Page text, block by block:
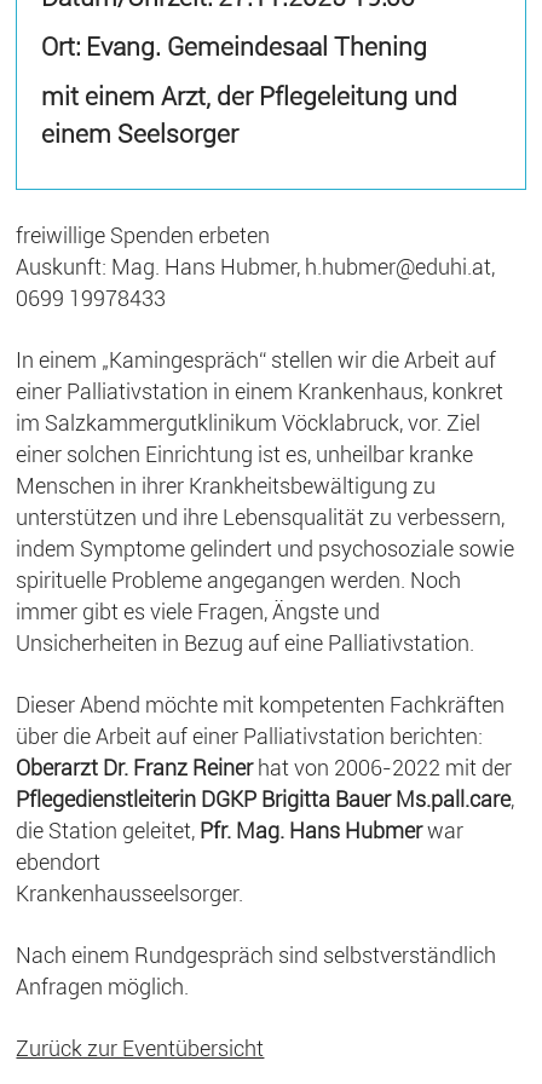
Ort: Evang. Gemeindesaal Thening
mit einem Arzt, der Pflegeleitung und
einem Seelsorger
freiwillige Spenden erbeten
Auskunft: Mag. Hans Hubmer, h.hubmer@eduhi.at,
0699 19978433
In einem „Kamingespräch“ stellen wir die Arbeit auf
einer Palliativstation in einem Krankenhaus, konkret
im Salzkammergutklinikum Vöcklabruck, vor. Ziel
einer solchen Einrichtung ist es, unheilbar kranke
Menschen in ihrer Krankheitsbewältigung zu
unterstützen und ihre Lebensqualität zu verbessern,
indem Symptome gelindert und psychosoziale sowie
spirituelle Probleme angegangen werden. Noch
immer gibt es viele Fragen, Ängste und
Unsicherheiten in Bezug auf eine Palliativstation.
Dieser Abend möchte mit kompetenten Fachkräften
über die Arbeit auf einer Palliativstation berichten:
Oberarzt Dr. Franz Reinerhat von 2006-2022 mit der
Pflegedienstleiterin DGKP Brigitta Bauer Ms.pall.care,
die Station geleitet, Pfr. Mag. Hans Hubmerwar
ebendort
Krankenhausseelsorger.
Nach einem Rundgespräch sind selbstverständlich
Anfragen möglich.
Zurück zur Eventübersicht